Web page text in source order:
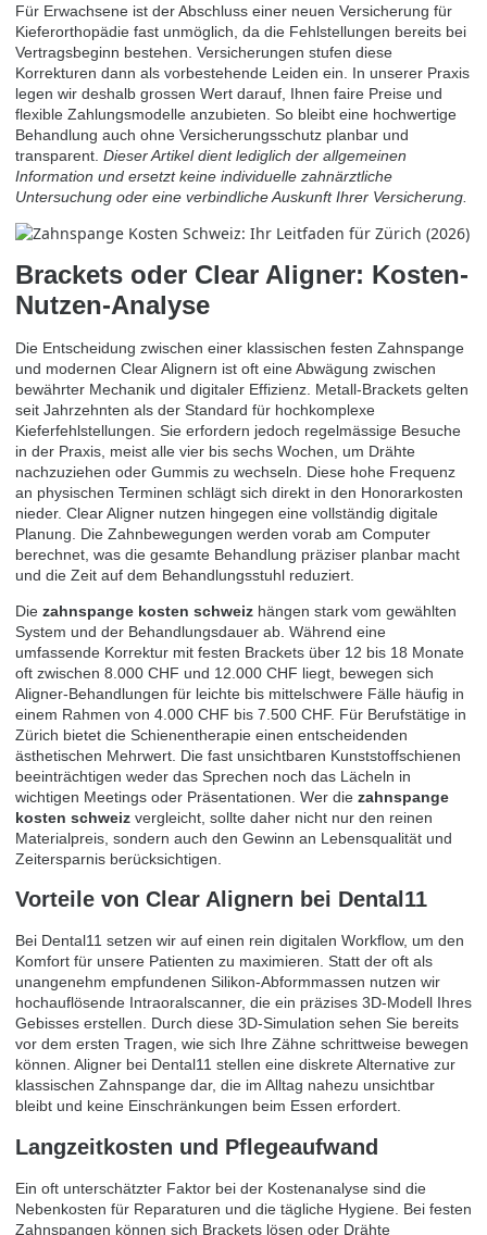
Für Erwachsene ist der Abschluss einer neuen Versicherung für
Kieferorthopädie fast unmöglich, da die Fehlstellungen bereits bei
Vertragsbeginn bestehen. Versicherungen stufen diese
Korrekturen dann als vorbestehende Leiden ein. In unserer Praxis
legen wir deshalb grossen Wert darauf, Ihnen faire Preise und
flexible Zahlungsmodelle anzubieten. So bleibt eine hochwertige
Behandlung auch ohne Versicherungsschutz planbar und
transparent. Dieser Artikel dient lediglich der allgemeinen
Information und ersetzt keine individuelle zahnärztliche
Untersuchung oder eine verbindliche Auskunft Ihrer Versicherung.
Brackets oder Clear Aligner: Kosten-
Nutzen-Analyse
Die Entscheidung zwischen einer klassischen festen Zahnspange
und modernen Clear Alignern ist oft eine Abwägung zwischen
bewährter Mechanik und digitaler Effizienz. Metall-Brackets gelten
seit Jahrzehnten als der Standard für hochkomplexe
Kieferfehlstellungen. Sie erfordern jedoch regelmässige Besuche
in der Praxis, meist alle vier bis sechs Wochen, um Drähte
nachzuziehen oder Gummis zu wechseln. Diese hohe Frequenz
an physischen Terminen schlägt sich direkt in den Honorarkosten
nieder. Clear Aligner nutzen hingegen eine vollständig digitale
Planung. Die Zahnbewegungen werden vorab am Computer
berechnet, was die gesamte Behandlung präziser planbar macht
und die Zeit auf dem Behandlungsstuhl reduziert.
Die zahnspange kosten schweiz hängen stark vom gewählten
System und der Behandlungsdauer ab. Während eine
umfassende Korrektur mit festen Brackets über 12 bis 18 Monate
oft zwischen 8.000 CHF und 12.000 CHF liegt, bewegen sich
Aligner-Behandlungen für leichte bis mittelschwere Fälle häufig in
einem Rahmen von 4.000 CHF bis 7.500 CHF. Für Berufstätige in
Zürich bietet die Schienentherapie einen entscheidenden
ästhetischen Mehrwert. Die fast unsichtbaren Kunststoffschienen
beeinträchtigen weder das Sprechen noch das Lächeln in
wichtigen Meetings oder Präsentationen. Wer die zahnspange
kosten schweiz vergleicht, sollte daher nicht nur den reinen
Materialpreis, sondern auch den Gewinn an Lebensqualität und
Zeitersparnis berücksichtigen.
Vorteile von Clear Alignern bei Dental11
Bei Dental11 setzen wir auf einen rein digitalen Workflow, um den
Komfort für unsere Patienten zu maximieren. Statt der oft als
unangenehm empfundenen Silikon-Abformmassen nutzen wir
hochauflösende Intraoralscanner, die ein präzises 3D-Modell Ihres
Gebisses erstellen. Durch diese 3D-Simulation sehen Sie bereits
vor dem ersten Tragen, wie sich Ihre Zähne schrittweise bewegen
können. Aligner bei Dental11 stellen eine diskrete Alternative zur
klassischen Zahnspange dar, die im Alltag nahezu unsichtbar
bleibt und keine Einschränkungen beim Essen erfordert.
Langzeitkosten und Pflegeaufwand
Ein oft unterschätzter Faktor bei der Kostenanalyse sind die
Nebenkosten für Reparaturen und die tägliche Hygiene. Bei festen
Zahnspangen können sich Brackets lösen oder Drähte